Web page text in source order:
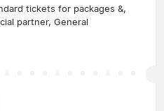
tickets for packages &,
partner, General